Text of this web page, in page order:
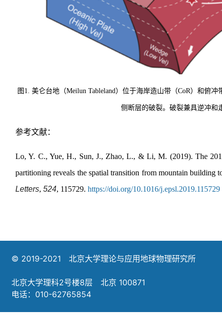
图1. 美仑台地（Meilun Tableland）位于海岸造山带（CoR）和俯
侧断层的破裂。破裂兼具逆冲和
参考文献：
Lo, Y. C., Yue, H., Sun, J., Zhao, L., & Li, M. (2019). The
partitioning reveals the spatial transition from mountain building
Letters, 524, 115729. https://doi.org/10.1016/j.epsl.2019.115729
© 2019-2021 北京大学理论与应用地球物理研究所
北京大学理科2号楼8层 北京 100871
电话：010-62765854